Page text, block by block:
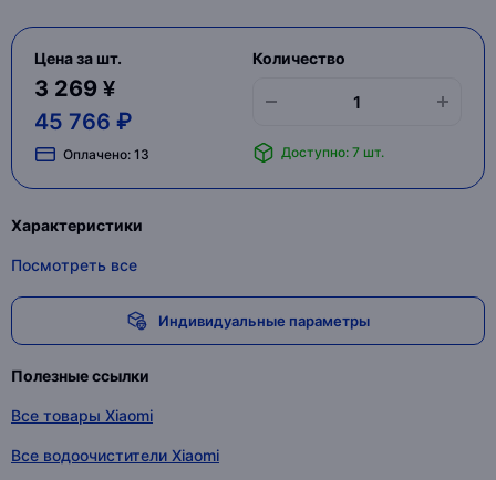
Цена за шт.
3 269 ¥
45 766 ₽
Оплачено: 13
Количество
Доступно: 7 шт.
Характеристики
Посмотреть все
Индивидуальные параметры
Полезные ссылки
Все товары Xiaomi
Все водоочистители Xiaomi